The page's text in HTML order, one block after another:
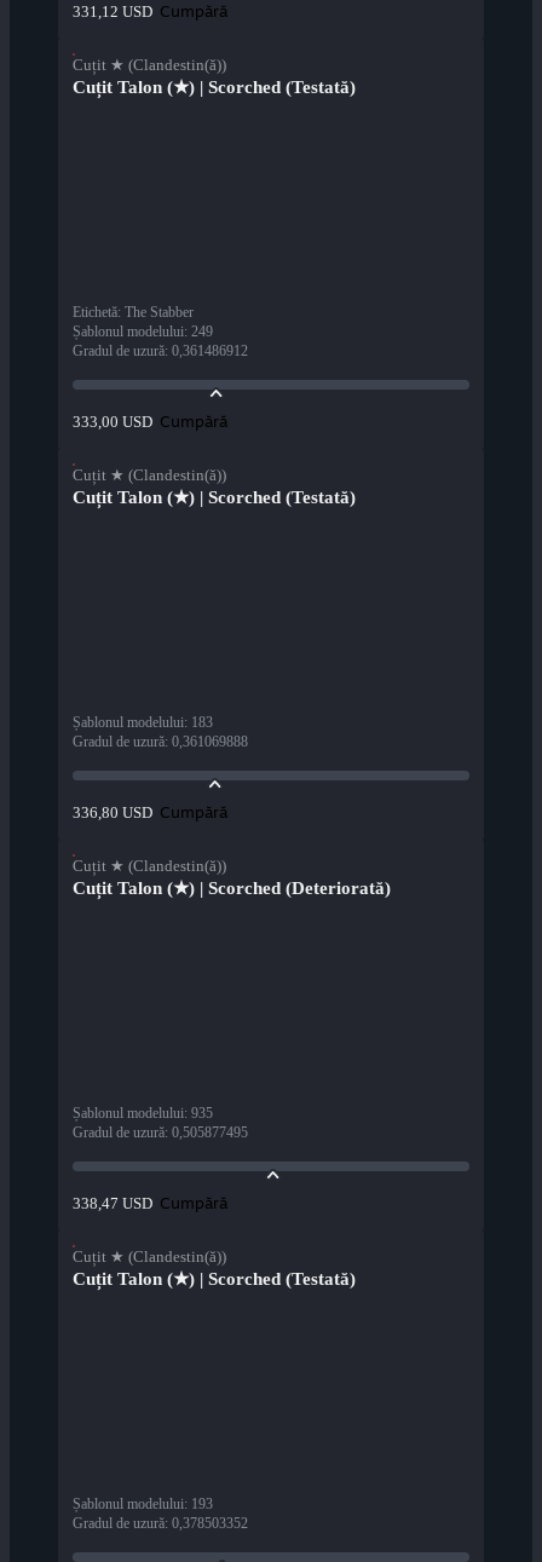
331,12 USD Cumpără
Cuțit ★ (Clandestin(ă))
Cuțit Talon (★) | Scorched (Testată)
Etichetă: The Stabber
Șablonul modelului: 249
Gradul de uzură: 0,361486912
333,00 USD Cumpără
Cuțit ★ (Clandestin(ă))
Cuțit Talon (★) | Scorched (Testată)
Șablonul modelului: 183
Gradul de uzură: 0,361069888
336,80 USD Cumpără
Cuțit ★ (Clandestin(ă))
Cuțit Talon (★) | Scorched (Deteriorată)
Șablonul modelului: 935
Gradul de uzură: 0,505877495
338,47 USD Cumpără
Cuțit ★ (Clandestin(ă))
Cuțit Talon (★) | Scorched (Testată)
Șablonul modelului: 193
Gradul de uzură: 0,378503352